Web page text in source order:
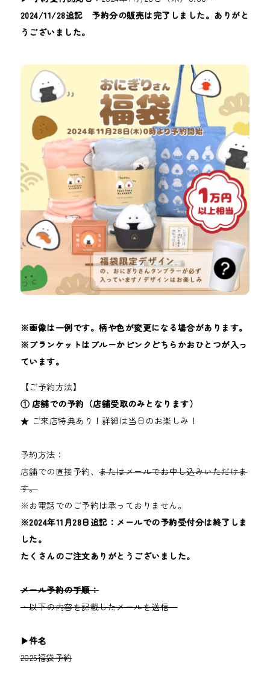
2024/11/28追記 予約分の販売は完了しました。ありがと
うございました。
※画像は一例です。柄や色が変更になる場合があります。
※ブランケットはブルーかピンクどちらかおひとつが入っ
ています。
【ご予約方法】
① 店舗での予約（店舗受取のみとなります）
★ ご来店特典あり！詳細は当日のお楽しみ！
予約方法：
店舗での直接予約、またはメールでお申し込みいただけま
す。
※お電話でのご予約は承っておりません。
※2024年11月28日追記：メールでの予約受付分は終了しま
した。
たくさんのご注文ありがとうございました。
メール予約の手順：
・以下の内容を記載したメールを送信
▶︎件名
2025福袋予約